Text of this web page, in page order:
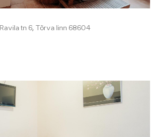
Ravila tn 6, Tõrva linn 68604